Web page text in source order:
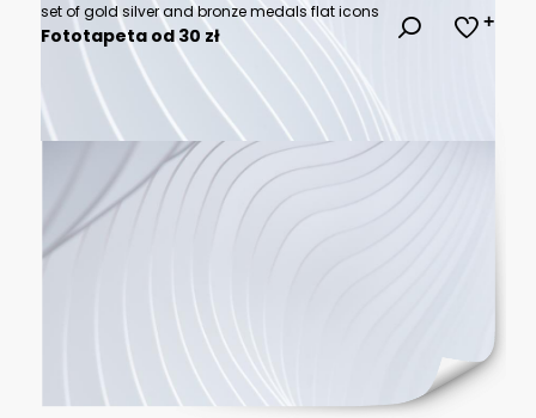
set of gold silver and bronze medals flat icons
Fototapeta od 30 zł